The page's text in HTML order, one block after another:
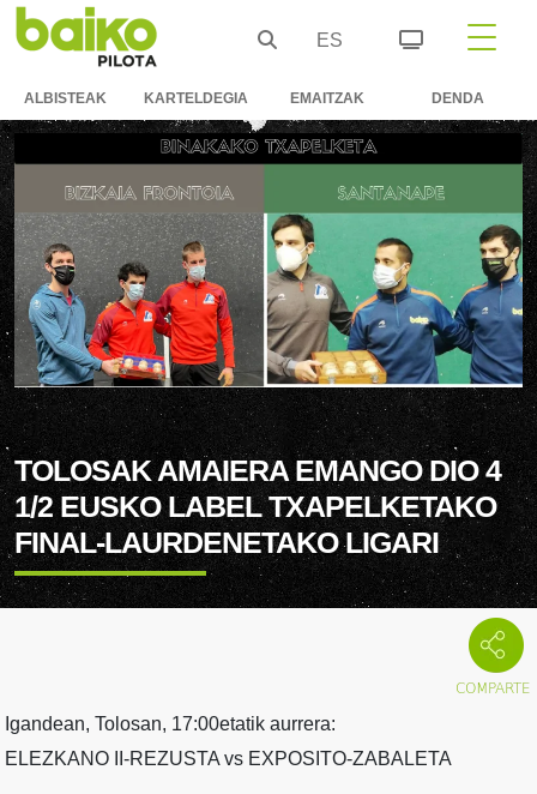
ES
ALBISTEAK KARTELDEGIA EMAITZAK DENDA
TOLOSAK AMAIERA EMANGO DIO 4
1/2 EUSKO LABEL TXAPELKETAKO
FINAL-LAURDENETAKO LIGARI
Igandean, Tolosan, 17:00etatik aurrera:
ELEZKANO II-REZUSTA vs EXPOSITO-ZABALETA